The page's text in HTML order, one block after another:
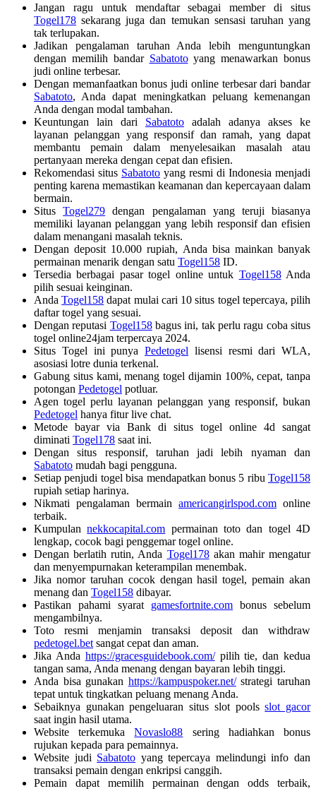
Jangan ragu untuk mendaftar sebagai member di situs
Togel178 sekarang juga dan temukan sensasi taruhan yang
tak terlupakan.
Jadikan pengalaman taruhan Anda lebih menguntungkan
dengan memilih bandar Sabatotoyang menawarkan bonus
judi online terbesar.
Dengan memanfaatkan bonus judi online terbesar dari bandar
Sabatoto, Anda dapat meningkatkan peluang kemenangan
Anda dengan modal tambahan.
Keuntungan lain dari Sabatoto adalah adanya akses ke
layanan pelanggan yang responsif dan ramah, yang dapat
membantu pemain dalam menyelesaikan masalah atau
pertanyaan mereka dengan cepat dan efisien.
Rekomendasi situs Sabatoto yang resmi di Indonesia menjadi
penting karena memastikan keamanan dan kepercayaan dalam
bermain.
SitusTogel279 dengan pengalaman yang teruji biasanya
memiliki layanan pelanggan yang lebih responsif dan efisien
dalam menangani masalah teknis.
Dengan deposit 10.000 rupiah, Anda bisa mainkan banyak
permainan menarik dengan satu Togel158 ID.
Tersedia berbagai pasar togel online untuk Togel158Anda
pilih sesuai keinginan.
AndaTogel158 dapat mulai cari 10 situs togel tepercaya, pilih
daftar togel yang sesuai.
Dengan reputasi Togel158bagus ini, tak perlu ragu coba situs
togel online24jam terpercaya 2024.
Situs Togel ini punya Pedetogel lisensi resmi dari WLA,
asosiasi lotre dunia terkenal.
Gabung situs kami, menang togel dijamin 100%, cepat, tanpa
potongan Pedetogel potluar.
Agen togel perlu layanan pelanggan yang responsif, bukan
Pedetogel hanya fitur live chat.
Metode bayar via Bank di situs togel online 4d sangat
diminati Togel178 saat ini.
Dengan situs responsif, taruhan jadi lebih nyaman dan
Sabatoto mudah bagi pengguna.
Setiap penjudi togel bisa mendapatkan bonus 5 ribu Togel158
rupiah setiap harinya.
Nikmati pengalaman bermain americangirlspod.com online
terbaik.
Kumpulannekkocapital.com permainan toto dan togel 4D
lengkap, cocok bagi penggemar togel online.
Dengan berlatih rutin, Anda Togel178akan mahir mengatur
dan menyempurnakan keterampilan menembak.
Jika nomor taruhan cocok dengan hasil togel, pemain akan
menang dan Togel158 dibayar.
Pastikan pahami syarat gamesfortnite.com bonus sebelum
mengambilnya.
Toto resmi menjamin transaksi deposit dan withdraw
pedetogel.bet sangat cepat dan aman.
Jika Anda https://gracesguidebook.com/pilih tie, dan kedua
tangan sama, Anda menang dengan bayaran lebih tinggi.
Anda bisa gunakan https://kampuspoker.net/strategi taruhan
tepat untuk tingkatkan peluang menang Anda.
Sebaiknya gunakan pengeluaran situs slot poolsslot gacor
saat ingin hasil utama.
Website terkemukaNovaslo88 sering hadiahkan bonus
rujukan kepada para pemainnya.
Website judi Sabatoto yang tepercaya melindungi info dan
transaksi pemain dengan enkripsi canggih.
Pemain dapat memilih permainan dengan odds terbaik,